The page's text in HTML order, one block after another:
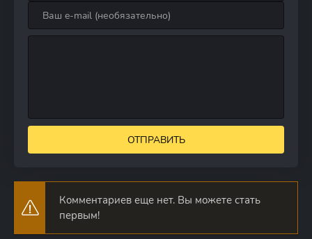
ОТПРАВИТЬ
Комментариев еще нет. Вы можете стать
первым!